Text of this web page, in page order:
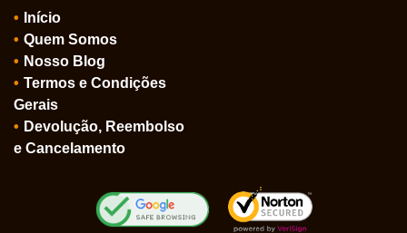
Início
Quem Somos
Nosso Blog
Termos e Condições
Gerais
Devolução, Reembolso
e Cancelamento